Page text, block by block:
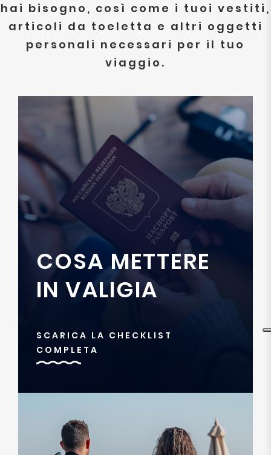
hai bisogno, così come i tuoi vestiti,
articoli da toeletta e altri oggetti
personali necessari per il tuo
viaggio.
COSA METTERE
IN VALIGIA
SCARICA LA CHECKLIST
COMPLETA